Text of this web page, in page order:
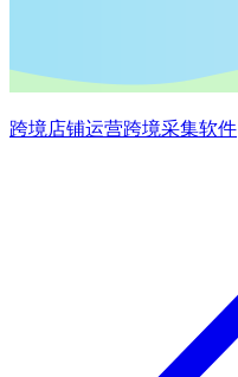
跨境店铺运营跨境采集软件